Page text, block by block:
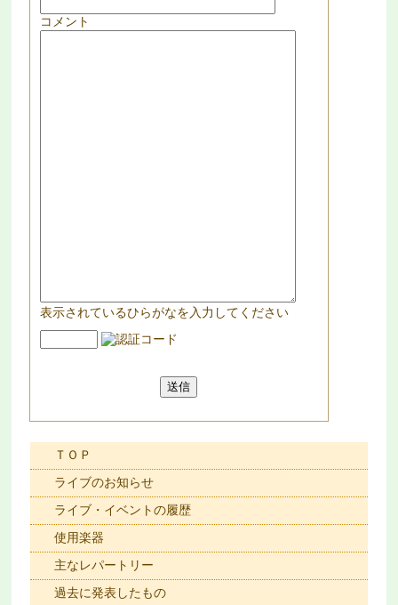
コメント
表示されているひらがなを入力してください
ＴＯＰ
ライブのお知らせ
ライブ・イベントの履歴
使用楽器
主なレパートリー
過去に発表したもの